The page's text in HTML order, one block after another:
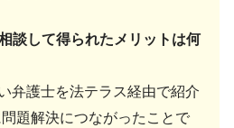
談して得られたメリットは何
弁護士を法テラス経由で紹介
題解決につながったことで